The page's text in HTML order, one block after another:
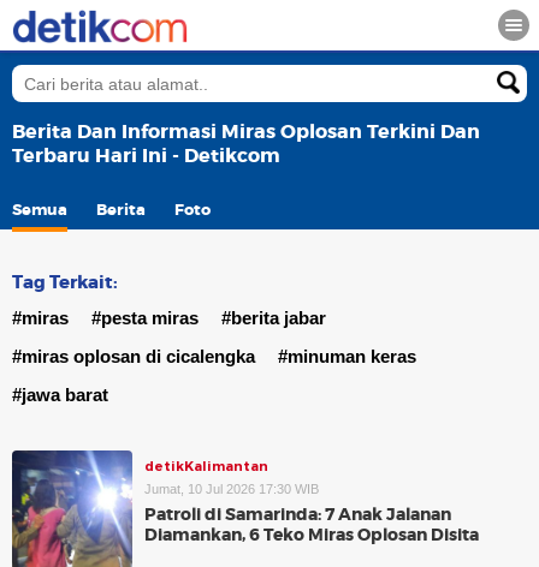
Berita Dan Informasi Miras Oplosan Terkini Dan
Terbaru Hari Ini - Detikcom
Semua Berita Foto
Tag Terkait:
#miras #pesta miras
#berita jabar
#miras oplosan di cicalengka
#minuman keras
#jawa barat
detikKalimantan
Jumat, 10 Jul 2026 17:30 WIB
Patroli di Samarinda: 7 Anak Jalanan
Diamankan, 6 Teko Miras Oplosan Disita